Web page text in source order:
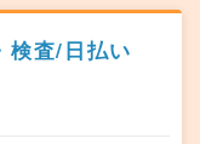
検査/日払い